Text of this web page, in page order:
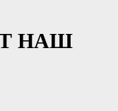
НАШ